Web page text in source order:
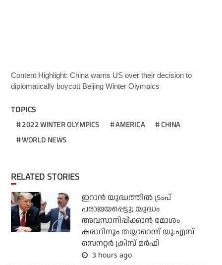
Content Highlight: China warns US over their decision to
diplomatically boycott Beijing Winter Olympics
TOPICS
2022 WINTER OLYMPICS AMERICA
CHINA
WORLD NEWS
RELATED STORIES
ഇറാന്‍ യുദ്ധത്തില്‍ ട്രംപ്
പരാജയപ്പെട്ടു; യുദ്ധം
അവസാനിപ്പിക്കാന്‍ മോശം
കരാറിനും തയ്യാറെന്ന് യു.എസ്
സെനറ്റര്‍ ക്രിസ് മര്‍ഫി
3 hours ago